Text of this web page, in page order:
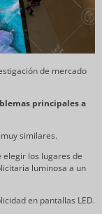
de mercado
principales a
similares.
elegir los lugares de
luminosa a un
en pantallas LED.